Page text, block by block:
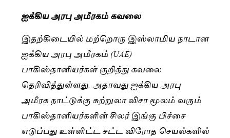
ஐக்கிய அரபு அமீரகம் கவலை
இதற்கிடையில் மற்றொரு இஸ்லாமிய நாடான
ஐக்கிய அரபு அமீரகம் (UAE)
பாகிஸ்தானியர்கள் குறித்து கவலை
தெரிவித்துள்ளது. அதாவது ஐக்கிய அரபு
அமீரக நாட்டுக்கு சுற்றுலா விசா மூலம் வரும்
பாகிஸ்தானியர்களின் சிலர் இங்கு பிச்சை
எடுப்பது உள்ளிட்ட சட்ட விரோத செயல்களில்